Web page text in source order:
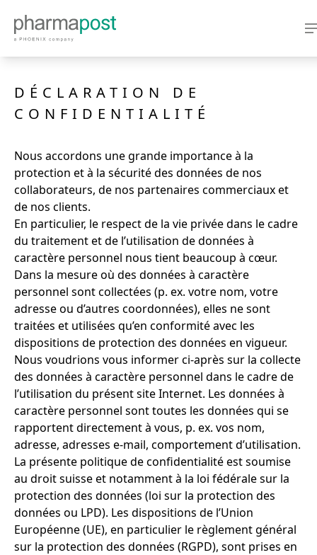
DÉCLARATION DE
CONFIDENTIALITÉ
Nous accordons une grande importance à la
protection et à la sécurité des données de nos
collaborateurs, de nos partenaires commerciaux et
de nos clients.
En particulier, le respect de la vie privée dans le cadre
du traitement et de l’utilisation de données à
caractère personnel nous tient beaucoup à cœur.
Dans la mesure où des données à caractère
personnel sont collectées (p. ex. votre nom, votre
adresse ou d’autres coordonnées), elles ne sont
traitées et utilisées qu’en conformité avec les
dispositions de protection des données en vigueur.
Nous voudrions vous informer ci-après sur la collecte
des données à caractère personnel dans le cadre de
l’utilisation du présent site Internet. Les données à
caractère personnel sont toutes les données qui se
rapportent directement à vous, p. ex. vos nom,
adresse, adresses e-mail, comportement d’utilisation.
La présente politique de confidentialité est soumise
au droit suisse et notamment à la loi fédérale sur la
protection des données (loi sur la protection des
données ou LPD). Les dispositions de l’Union
Européenne (UE), en particulier le règlement général
sur la protection des données (RGPD), sont prises en